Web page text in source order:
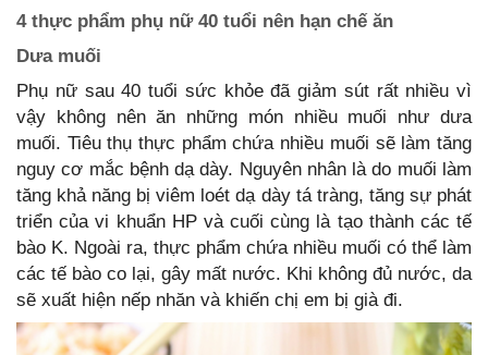
4 thực phẩm phụ nữ 40 tuổi nên hạn chế ăn
Dưa muối
Phụ nữ sau 40 tuổi sức khỏe đã giảm sút rất nhiều vì
vậy không nên ăn những món nhiều muối như dưa
muối. Tiêu thụ thực phẩm chứa nhiều muối sẽ làm tăng
nguy cơ mắc bệnh dạ dày. Nguyên nhân là do muối làm
tăng khả năng bị viêm loét dạ dày tá tràng, tăng sự phát
triển của vi khuẩn HP và cuối cùng là tạo thành các tế
bào K. Ngoài ra, thực phẩm chứa nhiều muối có thể làm
các tế bào co lại, gây mất nước. Khi không đủ nước, da
sẽ xuất hiện nếp nhăn và khiến chị em bị già đi.